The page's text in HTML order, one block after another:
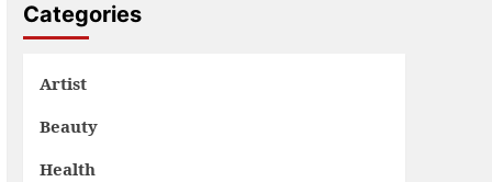
Categories
Artist
Beauty
Health